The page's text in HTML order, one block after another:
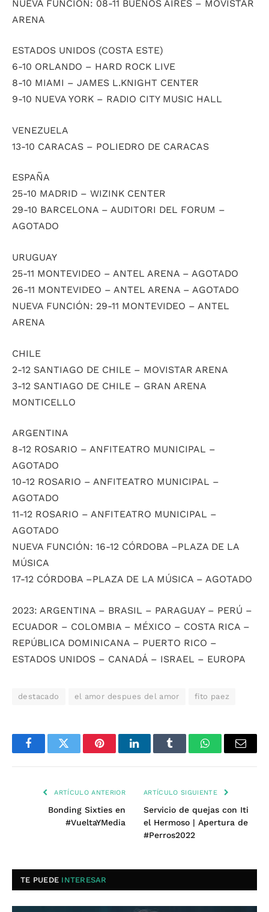
NUEVA FUNCIÓN: 08-11 BUENOS AIRES – MOVISTAR
ARENA
ESTADOS UNIDOS (COSTA ESTE)
6-10 ORLANDO – HARD ROCK LIVE
8-10 MIAMI – JAMES L.KNIGHT CENTER
9-10 NUEVA YORK – RADIO CITY MUSIC HALL
VENEZUELA
13-10 CARACAS – POLIEDRO DE CARACAS
ESPAÑA
25-10 MADRID – WIZINK CENTER
29-10 BARCELONA – AUDITORI DEL FORUM –
AGOTADO
URUGUAY
25-11 MONTEVIDEO – ANTEL ARENA – AGOTADO
26-11 MONTEVIDEO – ANTEL ARENA – AGOTADO
NUEVA FUNCIÓN: 29-11 MONTEVIDEO – ANTEL
ARENA
CHILE
2-12 SANTIAGO DE CHILE – MOVISTAR ARENA
3-12 SANTIAGO DE CHILE – GRAN ARENA
MONTICELLO
ARGENTINA
8-12 ROSARIO – ANFITEATRO MUNICIPAL –
AGOTADO
10-12 ROSARIO – ANFITEATRO MUNICIPAL –
AGOTADO
11-12 ROSARIO – ANFITEATRO MUNICIPAL –
AGOTADO
NUEVA FUNCIÓN: 16-12 CÓRDOBA –PLAZA DE LA
MÚSICA
17-12 CÓRDOBA –PLAZA DE LA MÚSICA – AGOTADO
2023: ARGENTINA – BRASIL – PARAGUAY – PERÚ –
ECUADOR – COLOMBIA – MÉXICO – COSTA RICA –
REPÚBLICA DOMINICANA – PUERTO RICO –
ESTADOS UNIDOS – CANADÁ – ISRAEL – EUROPA
destacado el amor despues del amor fito paez
FacebookTwitter PinterestLinkedInTumblr WhatsAppEmail
ARTÍCULO ANTERIOR
Bonding Sixties en
#VueltaYMedia
ARTÍCULO SIGUIENTE
Servicio de quejas con Iti
el Hermoso | Apertura de
#Perros2022
TE PUEDE INTERESAR